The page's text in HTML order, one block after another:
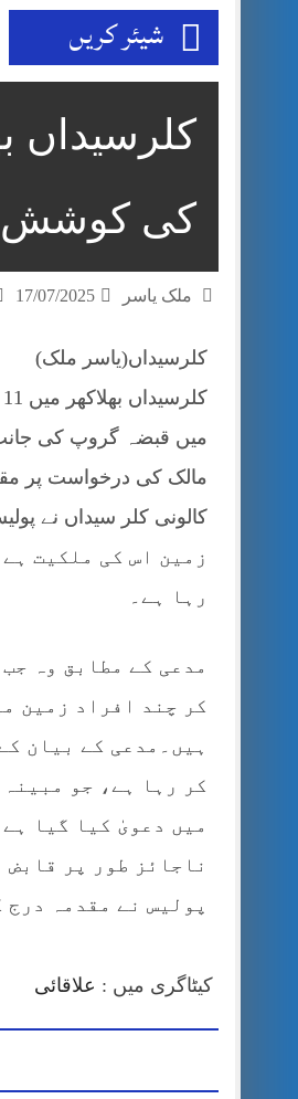
آئی ایم ایف مخصوص
قائداعظم نامی شہری
مون سون بارشیں، لینڈ
شیئر کریں
کی
ملک یاسر 17/07/2025
کلرسیداں(یاسر ملک)
مالک کی درخواست پر
زمین اس کی ملکیت
رہا ہے۔
مدعی کے مطابق وہ
کر چند افراد زمین
ہیں۔مدعی کے بیان
کر رہا ہے، جو
میں دعویٰ کیا گیا
ناجائز طور پر
پولیس نے مقدمہ
کیٹاگری میں : علاقائی